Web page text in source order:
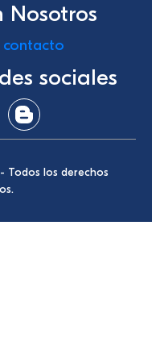
Nosotros
contacto
sociales
Todos los derechos